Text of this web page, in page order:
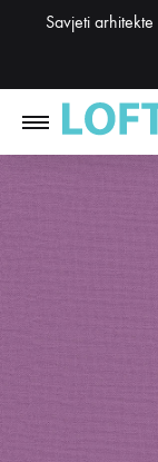
Savjeti arhitekte